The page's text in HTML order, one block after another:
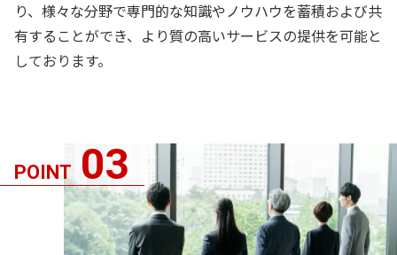
り、様々な分野で専門的な知識やノウハウを蓄積および共
有することができ、より質の高いサービスの提供を可能と
しております。
POINT 03